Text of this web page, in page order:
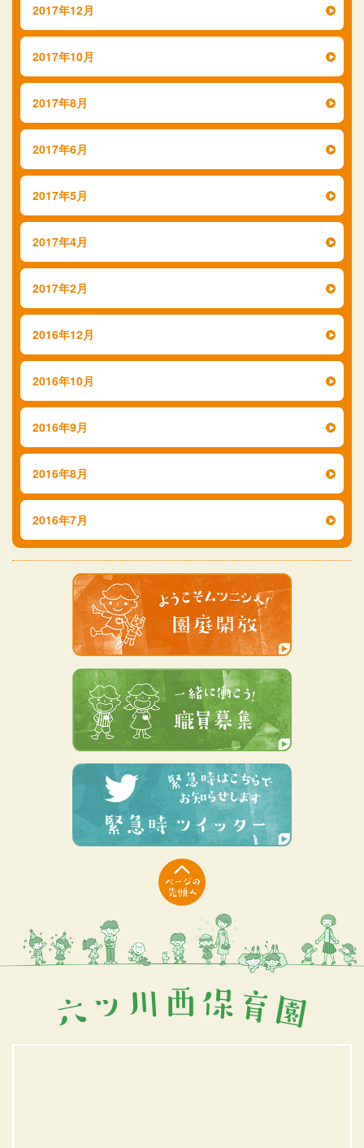
2017年12月
2017年10月
2017年8月
2017年6月
2017年5月
2017年4月
2017年2月
2016年12月
2016年10月
2016年9月
2016年8月
2016年7月